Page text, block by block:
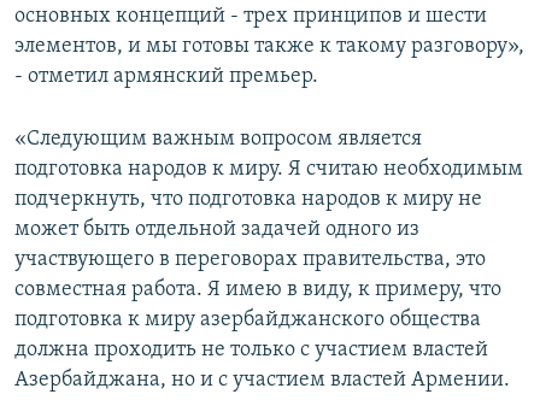
основных концепций - трех принципов и шести
элементов, и мы готовы также к такому разговору»,
- отметил армянский премьер.
«Следующим важным вопросом является
подготовка народов к миру. Я считаю необходимым
подчеркнуть, что подготовка народов к миру не
может быть отдельной задачей одного из
участвующего в переговорах правительства, это
совместная работа. Я имею в виду, к примеру, что
подготовка к миру азербайджанского общества
должна проходить не только с участием властей
Азербайджана, но и с участием властей Армении.